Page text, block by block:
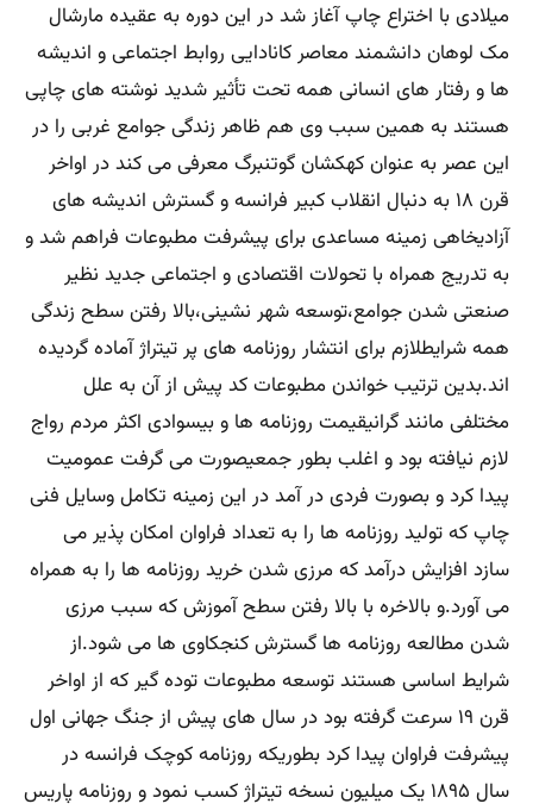
میلادی با اختراع چاپ آغاز شد در این دوره به عقیده مارشال
مک لوهان دانشمند معاصر کانادایی روابط اجتماعی و اندیشه
ها و رفتار های انسانی همه تحت تأثیر شدید نوشته های چاپی
هستند به همین سبب وی هم ظاهر زندگی جوامع غربی را در
این عصر به عنوان کهکشان گوتنبرگ معرفی می کند در اواخر
قرن ۱۸ به دنبال انقلاب کبیر فرانسه و گسترش اندیشه های
آزادیخاهی زمینه مساعدی برای پیشرفت مطبوعات فراهم شد و
به تدریج همراه با تحولات اقتصادی و اجتماعی جدید نظیر
صنعتی شدن جوامع،توسعه شهر نشینی،بالا رفتن سطح زندگی
همه شرایطلازم برای انتشار روزنامه های پر تیتراژ آماده گردیده
اند.بدین ترتیب خواندن مطبوعات کد پیش از آن به علل
مختلفی مانند گرانیقیمت روزنامه ها و بیسوادی اکثر مردم رواج
لازم نیافته بود و اغلب بطور جمعیصورت می گرفت عمومیت
پیدا کرد و بصورت فردی در آمد در این زمینه تکامل وسایل فنی
چاپ که تولید روزنامه ها را به تعداد فراوان امکان پذیر می
سازد افزایش درآمد که مرزی شدن خرید روزنامه ها را به همراه
می آورد.و بالاخره با بالا رفتن سطح آموزش که سبب مرزی
شدن مطالعه روزنامه ها گسترش کنجکاوی ها می شود.از
شرایط اساسی هستند توسعه مطبوعات توده گیر که از اواخر
قرن ۱۹ سرعت گرفته بود در سال های پیش از جنگ جهانی اول
پیشرفت فراوان پیدا کرد بطوریکه روزنامه کوچک فرانسه در
سال ۱۸۹۵ یک میلیون نسخه تیتراژ کسب نمود و روزنامه پاریس